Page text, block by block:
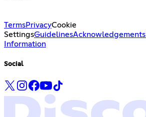
TermsPrivacyCookie
SettingsGuidelinesAcknowledgements
Information
Social